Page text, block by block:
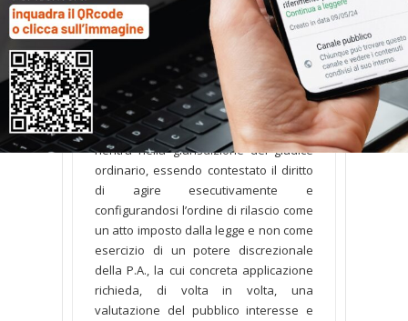
sezioni unite. “In tema di edilizia
residenziale pubblica, la controversia
introdotta da chi si opponga ad un
provvedimento dell’amministrazione
comunale di rilascio di immobile
occupato senza titolo e di
assegnazione in locazione a terzi,
rientra nella giurisdizione del giudice
ordinario, essendo contestato il diritto
di agire esecutivamente e
configurandosi l’ordine di rilascio come
un atto imposto dalla legge e non come
esercizio di un potere discrezionale
della P.A., la cui concreta applicazione
richieda, di volta in volta, una
valutazione del pubblico interesse e